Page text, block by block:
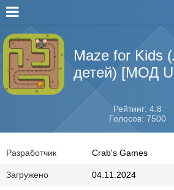
Maze for Kids
детей) [МОД
Рейтинг: 4.8
Голосов: 7500
Разработчик Crab's Games
Загружено 04.11.2024